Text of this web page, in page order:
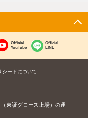
Official
YouTube
Official
LINE
シードについて
東証グロース上場）の運